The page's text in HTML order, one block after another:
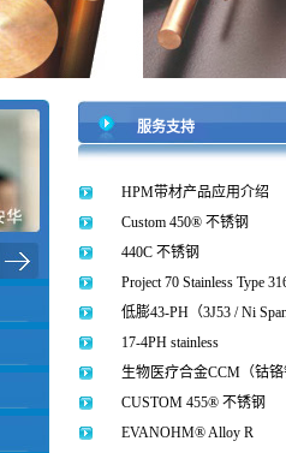
服务支持
HPM带材产品应用介绍
Custom 450® 不锈钢
440C 不锈钢
Project 70 Stainless Type
低膨43-PH（3J53 / Ni
17-4PH stainless
生物医疗合金CCM（钴
CUSTOM 455® 不锈钢
EVANOHM® Alloy R